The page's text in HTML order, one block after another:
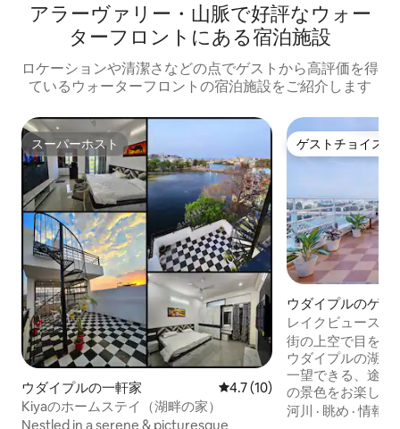
アラーヴァリー・山脈で好評なウォー
ターフロントにある宿泊施設
ロケーションや清潔さなどの点でゲストから高評価を得
ているウォーターフロントの宿泊施設をご紹介します
スーパーホスト
スーパーホスト
ウダイプルの一軒家 レビュー10件、5つ星中4.7つ
4.7 (10)
Kiyaのホームステイ（湖畔の家）
Nestled in a serene & picturesque
ゲストチョイス
ゲストチョイス
ウダイプルのゲス
レイクビュースイ
ス | アラヴァリ山
街の上空で目を覚
ウダイプルの湖、
一望できる、途切
の景色をお楽しみくださ
にある魅力的な丘
河川 · 眺め ·情報